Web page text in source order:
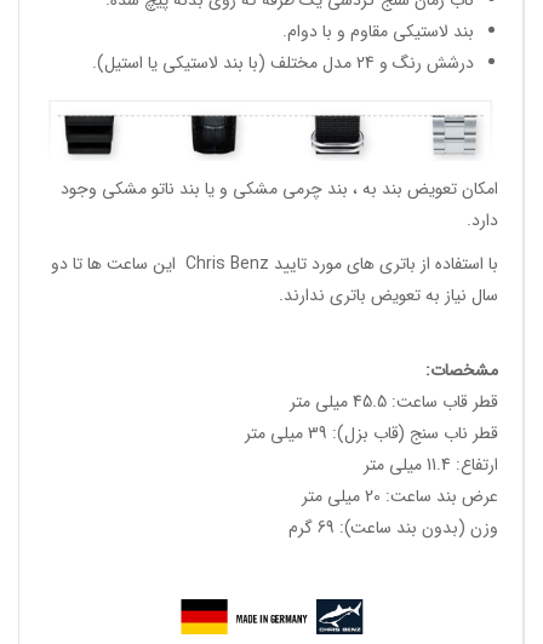
بند لاستیکی مقاوم و با دوام.
درشش رنگ و 24 مدل مختلف (با بند لاستیکی یا استیل).
امکان تعویض بند به ، بند چرمی مشکی و یا بند ناتو مشکی وجود
دارد.
با استفاده از باتری های مورد تایید Chris Benz این ساعت ها تا دو
سال نیاز به تعویض باتری ندارند.
مشخصات:
قطر قاب ساعت: 45.5 میلی متر
قطر ناب سنج (قاب بزل): 39 میلی متر
ارتفاع: 11.4 میلی متر
عرض بند ساعت: 20 میلی متر
وزن (بدون بند ساعت): 69 گرم